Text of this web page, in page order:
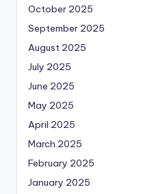
October 2025
September 2025
August 2025
July 2025
June 2025
May 2025
April 2025
March 2025
February 2025
January 2025